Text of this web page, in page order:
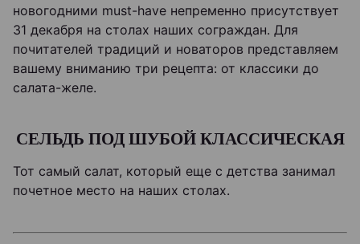
новогодними must-have непременно присутствует
31 декабря на столах наших сограждан. Для
почитателей традиций и новаторов представляем
вашему вниманию три рецепта: от классики до
салата-желе.
СЕЛЬДЬ ПОД ШУБОЙ КЛАССИЧЕСКАЯ
Тот самый салат, который еще с детства занимал
почетное место на наших столах.